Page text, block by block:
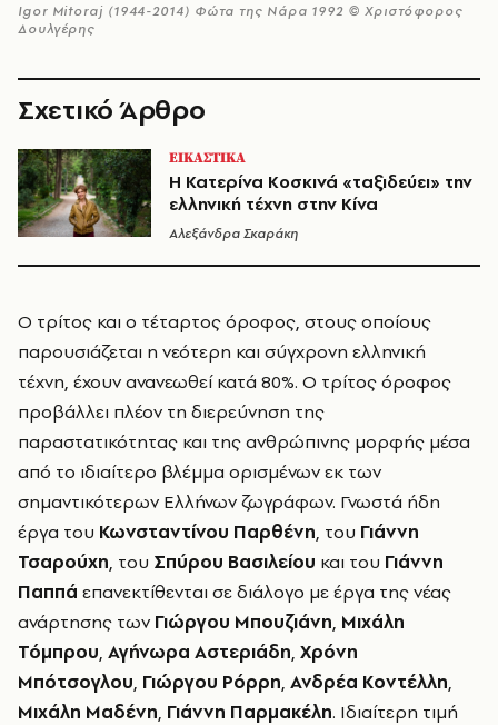
Igor Mitoraj (1944-2014) Φώτα της Νάρα 1992 © Χριστόφορος
Δουλγέρης
Σχετικό Άρθρο
ΕΙΚΑΣΤΙΚΑ
Η Κατερίνα Κοσκινά «ταξιδεύει» την
ελληνική τέχνη στην Κίνα
Αλεξάνδρα Σκαράκη
Ο τρίτος και ο τέταρτος όροφος, στους οποίους
παρουσιάζεται η νεότερη και σύγχρονη ελληνική
τέχνη, έχουν ανανεωθεί κατά 80%. Ο τρίτος όροφος
προβάλλει πλέον τη διερεύνηση της
παραστατικότητας και της ανθρώπινης μορφής μέσα
από το ιδιαίτερο βλέμμα ορισμένων εκ των
σημαντικότερων Ελλήνων ζωγράφων. Γνωστά ήδη
έργα του Κωνσταντίνου Παρθένη, του Γιάννη
Τσαρούχη, του Σπύρου Βασιλείου και του Γιάννη
Παππά επανεκτίθενται σε διάλογο με έργα της νέας
ανάρτησης των Γιώργου Μπουζιάνη, Μιχάλη
Τόμπρου, Αγήνωρα Αστεριάδη, Χρόνη
Μπότσογλου, Γιώργου Ρόρρη, Ανδρέα Κοντέλλη,
Μιχάλη Μαδένη, Γιάννη Παρμακέλη. Ιδιαίτερη τιμή